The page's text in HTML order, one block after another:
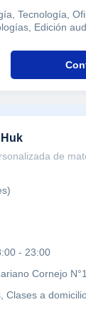
Tecnología,
Edición
Primaria y
cursos,
de
- 23:00
Cornejo
Clases a